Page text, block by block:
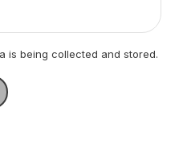
is being collected and stored.